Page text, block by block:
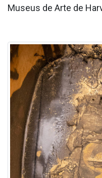
Museus de Arte de